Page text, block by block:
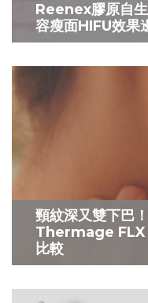
Reenex膠原自
容瘦面HIFU效果
頸紋深又雙下巴
Thermage FLX
比較